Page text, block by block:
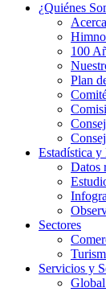
¿Quiénes
100
Plan
Estadística y
Datos
Sectores
Servicios y